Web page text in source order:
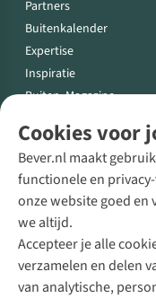
Cookies voor
Bever.nl maakt
functionele en
onze website goed en
we altijd.
Accepteer je alle
verzamelen en delen
van analytische,
Partners
Buitenkalender
Expertise
Inspiratie
Buiten. Magazine
WINKELEN
Alle winkels
Openingstijden
Click & collect
Winkelen op afspraak
Buitenvriend voordeel
Zakelijk
Services